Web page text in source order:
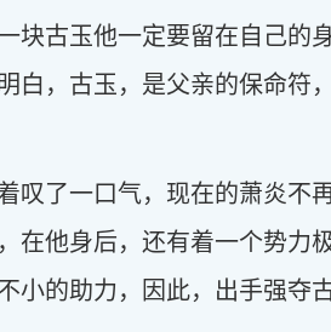
块古玉他一定要留在自己的
白，古玉，是父亲的保命符
叹了一口气，现在的萧炎不
在他身后，还有着一个势力
小的助力，因此，出手强夺